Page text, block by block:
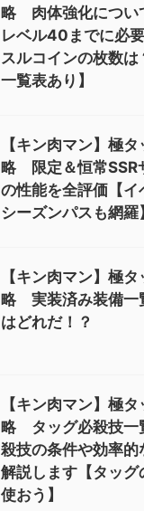
略 肉体強化につい
レベル40までに必
スルコインの枚数は
一覧表あり】
【キン肉マン】極
略 限定＆恒常SSR
の性能を全評価【イ
シーズンパスも網羅】
【キン肉マン】極
略 実装済み装備
はどれだ！？
【キン肉マン】極
略 タッグ必殺技一
殺技の条件や効率的
解説します【タッグ
使おう】